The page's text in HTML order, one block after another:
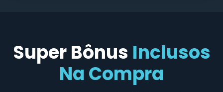
Super Bônus Inclusos
Na Compra